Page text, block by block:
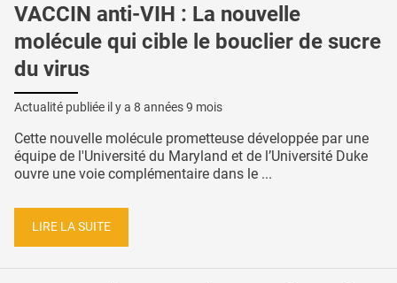
VACCIN anti-VIH : La nouvelle
molécule qui cible le bouclier de sucre
du virus
Actualité publiée il y a 8 années 9 mois
Cette nouvelle molécule prometteuse développée par une
équipe de l'Université du Maryland et de l’Université Duke
ouvre une voie complémentaire dans le ...
LIRE LA SUITE